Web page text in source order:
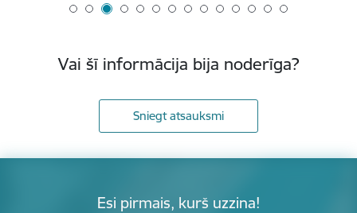
Vai šī informācija bija noderīga?
Sniegt atsauksmi
Esi pirmais, kurš uzzina!